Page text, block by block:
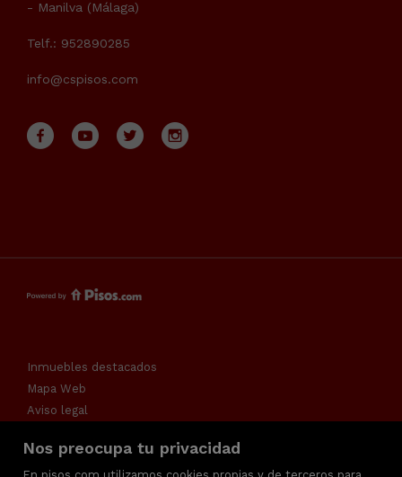
Nos preocupa tu privacidad
- Manilva (Málaga)
Telf.: 952890285
info@cspisos.com
Inmuebles destacados
Mapa Web
Aviso legal
Política de cookies